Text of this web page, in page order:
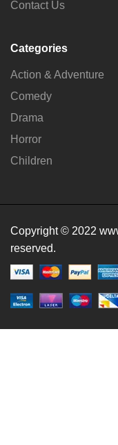
Contact Us
Categories
Action & Adventure
Comedy
Drama
Horror
Children
Copyright © 2022
reserved.